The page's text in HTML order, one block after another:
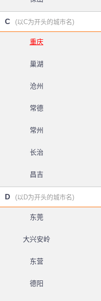
C (以C为开头的城市名)
重庆
巢湖
沧州
常德
常州
长治
昌吉
D (以D为开头的城市名)
东莞
大兴安岭
东营
德阳